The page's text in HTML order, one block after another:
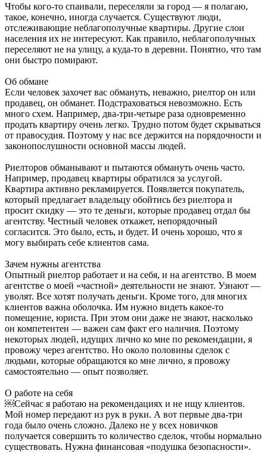
Чтобы кого-то спаивали, переселяли за город — я полагаю,
такое, конечно, иногда случается. Существуют люди,
отслеживающие неблагополучные квартиры. Другие слои
населения их не интересуют. Как правило, неблагополучных
переселяют не на улицу, а куда-то в деревни. Понятно, что там
они быстро помирают.
Об обмане
Если человек захочет вас обмануть, неважно, риелтор он или
продавец, он обманет. Подстраховаться невозможно. Есть
много схем. Например, два-три-четыре раза одновременно
продать квартиру очень легко. Трудно потом будет скрываться
от правосудия. Поэтому у нас все держится на порядочности и
законопослушности основной массы людей.
Риелторов обманывают и пытаются обмануть очень часто.
Например, продавец квартиры обратился за услугой.
Квартира активно рекламируется. Появляется покупатель,
который предлагает владельцу обойтись без риелтора и
просит скидку — это те деньги, которые продавец отдал бы
агентству. Честный человек откажет, непорядочный
согласится. Это было, есть, и будет. И очень хорошо, что я
могу выбирать себе клиентов сама.
Зачем нужны агентства
Опытный риелтор работает и на себя, и на агентство. В моем
агентстве о моей «частной» деятельности не знают. Узнают —
уволят. Все хотят получать деньги. Кроме того, для многих
клиентов важна оболочка. Им нужно видеть какое-то
помещение, юриста. При этом они даже не знают, насколько
он компетентен — важен сам факт его наличия. Поэтому
некоторых людей, идущих лично ко мне по рекомендации, я
провожу через агентство. Но около половины сделок с
людьми, которые обращаются ко мне лично, я провожу
самостоятельно — опыт позволяет.
О работе на себя
￼Сейчас я работаю на рекомендациях и не ищу клиентов.
Мой номер передают из рук в руки. А вот первые два-три
года было очень сложно. Далеко не у всех новичков
получается совершить то количество сделок, чтобы нормально
существовать. Нужна финансовая «подушка безопасности».